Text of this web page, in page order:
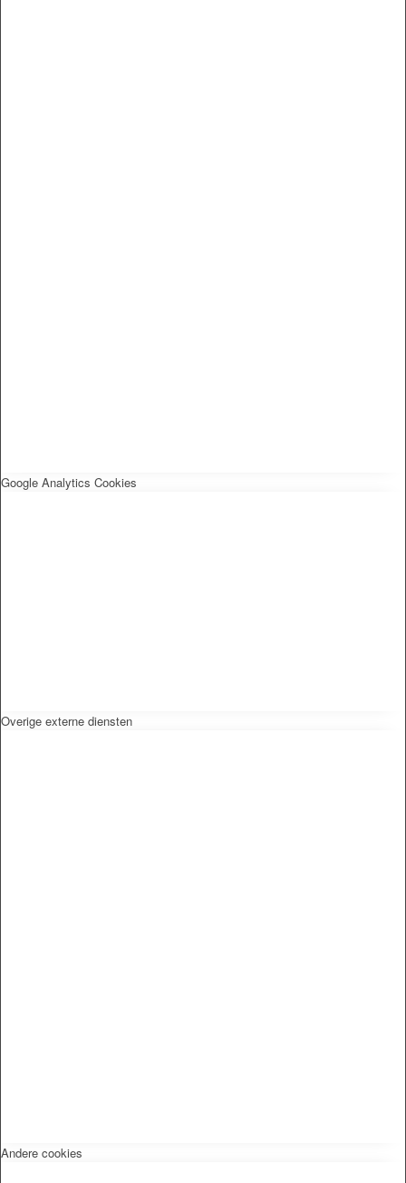
Google Analytics Cookies
Overige externe diensten
Andere cookies